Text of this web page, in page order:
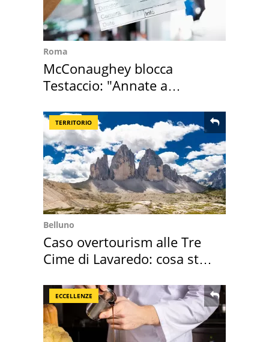
Roma
McConaughey blocca
Testaccio: "Annate a
TERRITORIO
Belluno
Caso overtourism alle Tre
Cime di Lavaredo: cosa sta
ECCELLENZE